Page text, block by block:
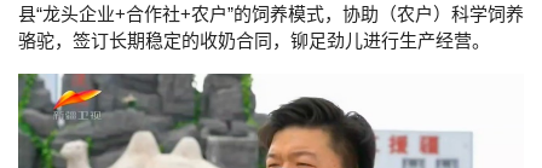
县“龙头企业+合作社+农户”的饲养模式，协助（农户）科学饲养
骆驼，签订长期稳定的收奶合同，铆足劲儿进行生产经营。